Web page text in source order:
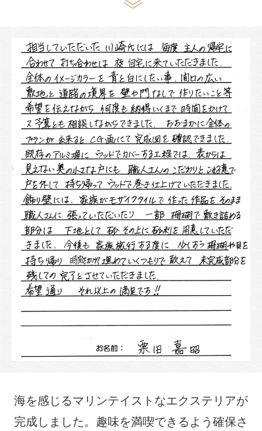
海を感じるマリンテイストなエクステリアが
完成しました。趣味を満喫できるよう確保さ